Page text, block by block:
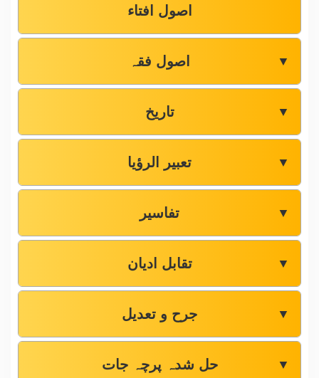
اصول افتاء
اصول فقہ ▼
تاریخ ▼
تعبیر الرؤیا ▼
تفاسیر ▼
تقابل ادیان ▼
جرح و تعدیل ▼
حل شدہ پرچہ جات ▼